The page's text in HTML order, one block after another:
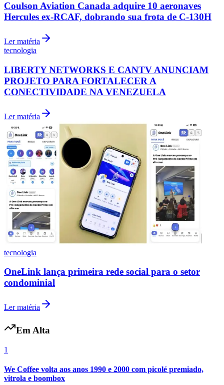
Coulson Aviation Canada adquire 10 aeronaves
Hercules ex-RCAF, dobrando sua frota de C-130H
Ler matéria
tecnologia
LIBERTY NETWORKS E CANTV ANUNCIAM
PROJETO PARA FORTALECER A
CONECTIVIDADE NA VENEZUELA
Ler matéria
tecnologia
OneLink lança primeira rede social para o setor
condominial
Ler matéria
Em Alta
1
We Coffee volta aos anos 1990 e 2000 com picolé premiado,
vitrola e boombox